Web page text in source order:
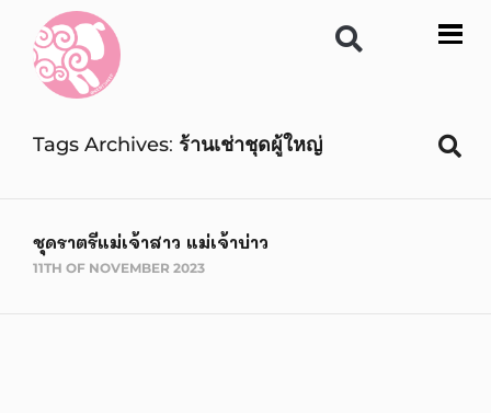
Tags Archives ร้านเช่าชุดผู้ใหญ่
ชุดราตรีแม่เจ้าสาว แม่เจ้าบ่าว
11TH OF NOVEMBER 2023